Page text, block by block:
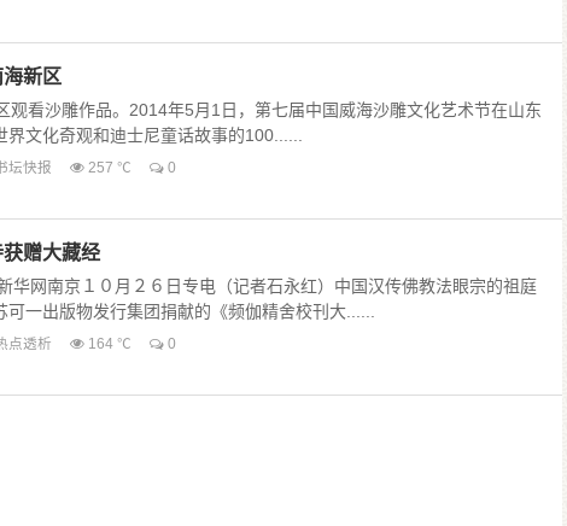
新区
观看沙雕作品。2014年5月1日，第七届中国威海沙雕文化艺术节在山东
文化奇观和迪士尼童话故事的100......
坛快报 257 ℃ 0
赠大藏经
华网南京１０月２６日专电（记者石永红）中国汉传佛教法眼宗的祖庭
一出版物发行集团捐献的《频伽精舍校刊大......
点透析 164 ℃ 0